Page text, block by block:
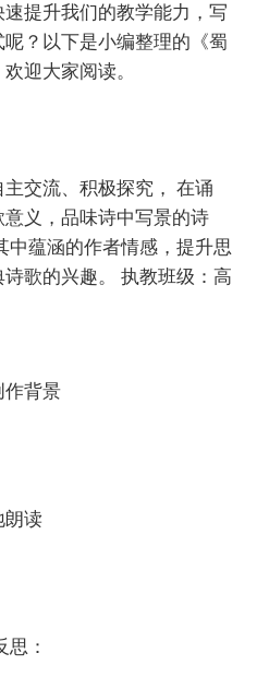
提升我们的教学能力，写
？以下是小编整理的《蜀
迎大家阅读。
交流、积极探究， 在诵
义，品味诗中写景的诗
中蕴涵的作者情感，提升思
歌的兴趣。 执教班级：高
作背景
朗读
思：